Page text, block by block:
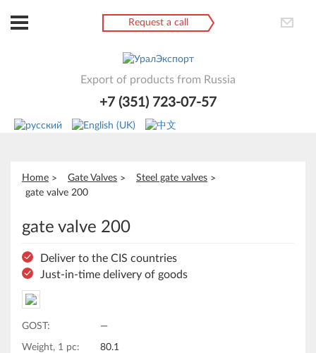
Request a call
Export of products from Russia
+7 (351) 723-07-57
Home Gate Valves
Steel gate valves
gate valve 200
gate valve 200
Deliver to the CIS countries
Just-in-time delivery of goods
GOST: —
Weight, 1 pc: 80.1